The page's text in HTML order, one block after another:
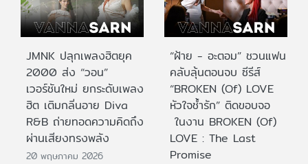
JMNK ปลุกเพลงฮิตยุค
2000 ส่ง “วอน”
เวอร์ชันใหม่ ยกระดับเพลง
ฮิต เติมกลิ่นอาย Diva
R&B ถ่ายทอดความคิดถึง
ผ่านเสียงทรงพลัง
20 พฤษภาคม 2026
“ฝ้าย - อะตอม” ชวนแฟน
คลับลุ้นตอนจบ ซีรีส์
“BROKEN (Of) LOVE
หัวใจช้ำรัก” ติดขอบจอ
ในงาน BROKEN (Of)
LOVE : The Last
Promise